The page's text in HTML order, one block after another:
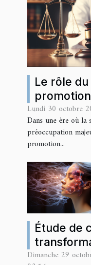
Le rôle
publique
Lundi 30 octobre
Dans une ère où la
préoccupation
promotion...
Étude de
de la
Dimanche 29